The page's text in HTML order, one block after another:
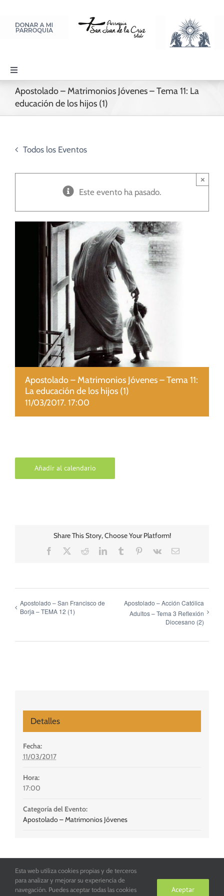
contenido
Toggle
Navigation
PARROQUIA
DISCIPULADOS
CUIDADO PASTORAL
FE CATÓLICA
COMUNITARIOS
COLABORA
Apostolado – Matrimonios Jóvenes – Tema 11: La
educación de los hijos (1)
Todos los Eventos
Este evento ha pasado.
×
Apostolado – Matrimonios Jóvenes – Tema 11:
La educación de los hijos (1)
11/03/2017. 17:00
Añadir al calendario
Share This Story, Choose Your Platform!
Facebook RedditLinkedInTumblr Pinterest
Vk
Correo
Apostolado – San Francisco de
Borja – TEMA 12 (1)
Apostolado – Acción Católica
Adultos – Tema 3 Reflexión
Diocesano (2)
Detalles
Fecha:
11/03/2017
Hora:
17:00
Categoría del Evento:
Apostolado – Matrimonios Jóvenes
Parroquia San Juan de la Cruz de Toledo. Copyright 2016
Esta web utiliza cookies propias y de terceros
para analizar y mejorar su experiencia de
navegación. Puedes aceptar todas las cookies
Aceptar